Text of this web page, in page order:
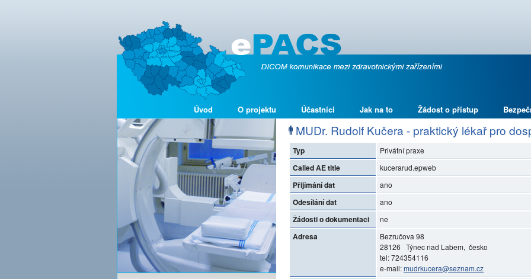
Úvod O projektu Účastníci Jak na to Žádost o přístup
MUDr. Rudolf Kučera - praktický lékař pro
Typ Privátní praxe
Called AE title kucerarud.epweb
Přijímání dat ano
Odesílání dat ano
Žádosti o dokumentaci ne
Adresa
Bezručova 98
28126 Týnec nad Labem, česko
tel: 724354116
e-mail:mudrkucera@seznam.cz